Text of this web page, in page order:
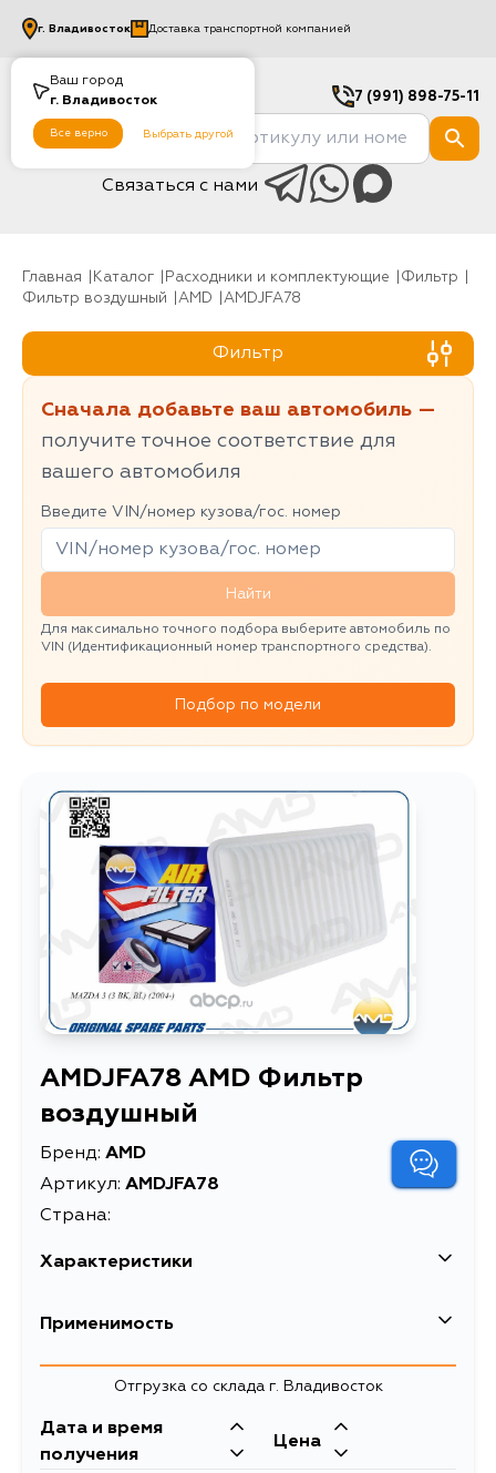
Ваш город
г. Владивосток
Все верно Выбрать другой
г. Владивосток Доставка транспортной компанией
7 (991) 898-75-11
Связаться с нами
Главная Каталог Расходники и комплектующие
фильтр
Фильтр воздушный
AMD AMDJFA78
Фильтр
Сначала добавьте ваш автомобиль —
получите точное соответствие для
вашего автомобиля
Введите VIN/номер кузова/гос. номер
Найти
Для максимально точного подбора выберите автомобиль по
VIN (Идентификационный номер транспортного средства).
Подбор по модели
AMDJFA78 AMD Фильтр
воздушный
Бренд: AMD
Артикул: AMDJFA78
Страна:
Характеристики
EAN-13
Длина упаковки, мм
Масса, кг 0.18
Применимость
Mazda
Кузов Двигатель
BK3P, BK5P, BKEP, DE, BLA4Y,
Отгрузка со склада г. Владивосток
Дата и время
получения
Цена